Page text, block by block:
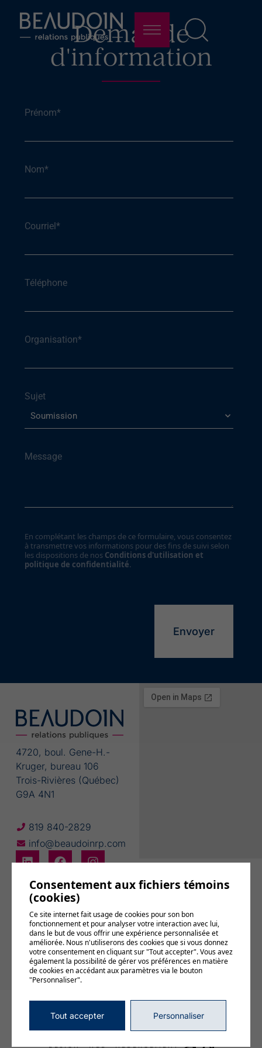
Demande
d'information
Prénom*
Nom*
Courriel*
Téléphone
Organisation*
Sujet
Message
En complétant les champs de ce formulaire, vous consentez
à transmettre vos informations pour des fins de suivi selon
les dispositions de nos Conditions d'utilisation et
politique de confidentialité.
4720, boul. Gene-H.-
Kruger, bureau 106
Trois-Rivières (Québec)
G9A 4N1
819 840-2829
info@beaudoinrp.com
Abonnez-vous
à notre
infolettre
© 2026, Tous droits réservés, BEAUDOIN relations publiques
Gérer mes témoins (cookies)
Conditions d’utilisation et politique de confidentialité
Consentement aux fichiers témoins
(cookies)
Ce site internet fait usage de cookies pour son bon
fonctionnement et pour analyser votre interaction avec lui,
dans le but de vous offrir une expérience personnalisée et
améliorée. Nous n'utiliserons des cookies que si vous donnez
votre consentement en cliquant sur "Tout accepter". Vous avez
également la possibilité de gérer vos préférences en matière
de cookies en accédant aux paramètres via le bouton
"Personnaliser".
Tout accepter Personnaliser